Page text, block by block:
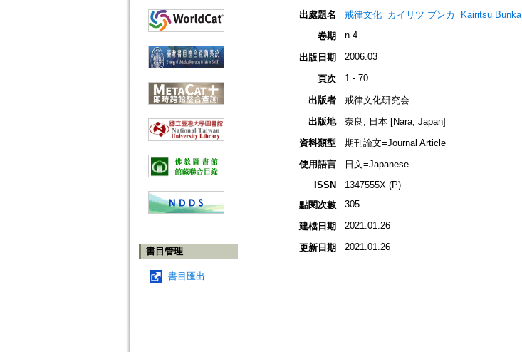
書目管理
書目匯出
出處題名
戒律文化=カイリツ ブンカ=Kairitsu Bunka
卷期
n.4
出版日期 2006.03
頁次 1 - 70
出版者
戒律文化研究会
出版地
奈良, 日本 [Nara, Japan]
資料類型
期刊論文=Journal Article
使用語言
日文=Japanese
ISSN
1347555X (P)
點閱次數
305
建檔日期 2021.01.26
更新日期 2021.01.26